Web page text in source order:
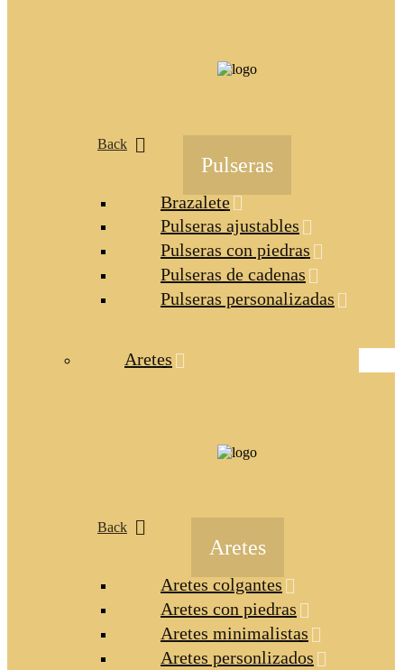
Back
Pulseras
Brazalete
Pulseras ajustables
Pulseras con piedras
Pulseras de cadenas
Pulseras personalizadas
Aretes
Back
Aretes
Aretes colgantes
Aretes con piedras
Aretes minimalistas
Aretes personlizados